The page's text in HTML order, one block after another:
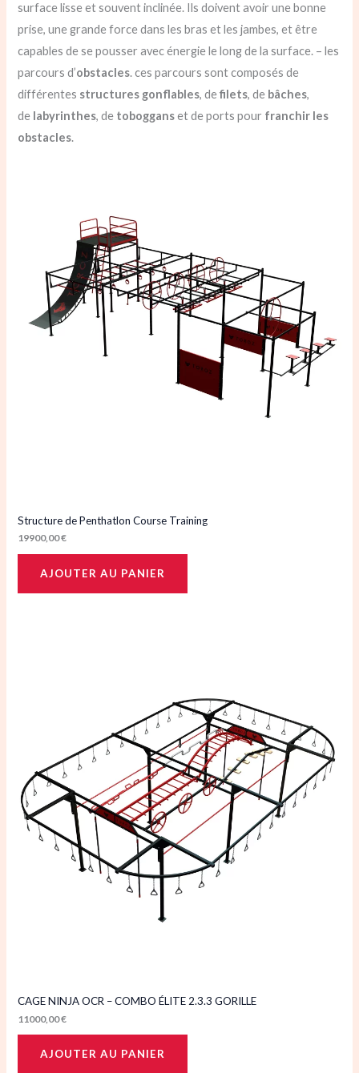
surface lisse et souvent inclinée. Ils doivent avoir une bonne
prise, une grande force dans les bras et les jambes, et être
capables de se pousser avec énergie le long de la surface. – les
parcours d’obstacles. ces parcours sont composés de
différentes structures gonflables, defilets, de bâches,
de labyrinthes, de tobogganset de ports pour franchir les
obstacles.
Structure de Penthatlon Course Training
19900,00€
AJOUTER AU PANIER
CAGE NINJA OCR – COMBO ÉLITE 2.3.3 GORILLE
11000,00€
AJOUTER AU PANIER